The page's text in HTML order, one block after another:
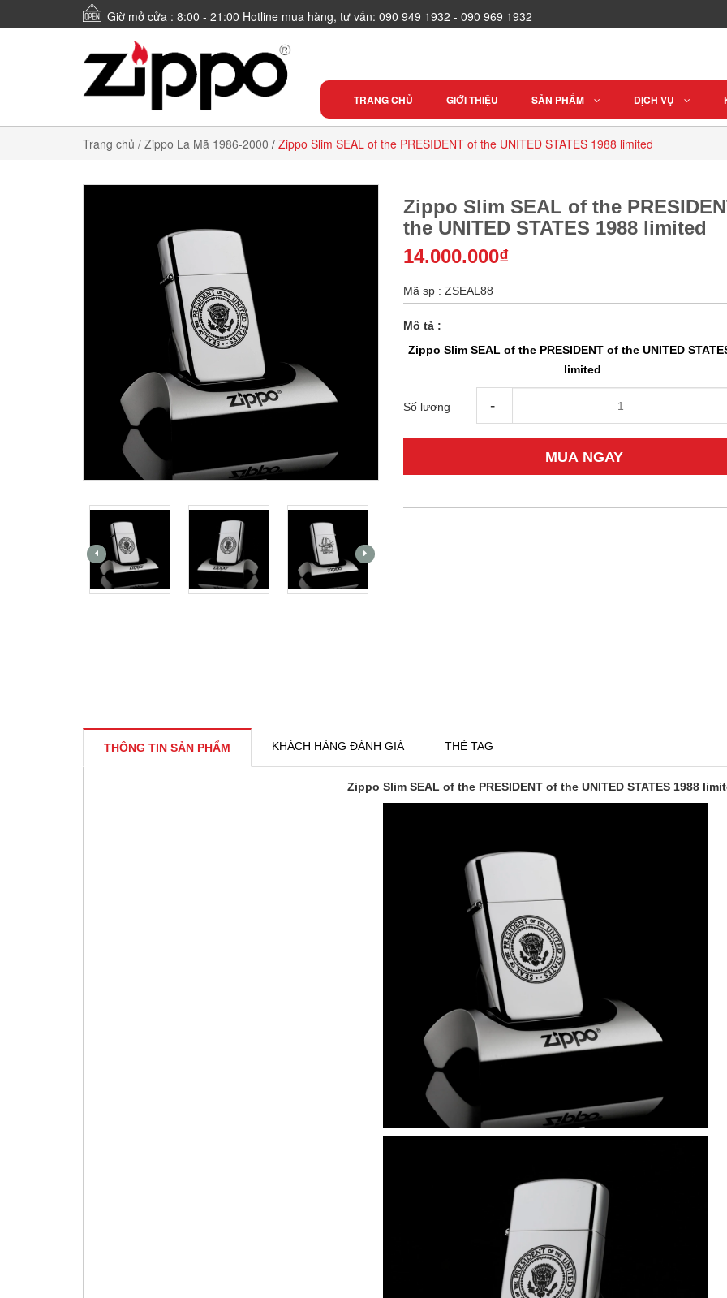
Giờ mở cửa : 8:00 - 21:00 Hotline mua hàng, tư vấn: 090 949 1932 - 090 969 1932
TRANG CHỦ GIỚI THIỆU SẢN PHẨM DỊCH VỤ
Trang chủ / Zippo La Mã 1986-2000 / Zippo Slim SEAL of the PRESIDENT of the UNITED STATES 1988 limited
Zippo Slim SEAL of the
the UNITED STATES 1988 limited
14.000.000₫
Mã sp : ZSEAL88
Mô tả :
Zippo Slim SEAL of the PRESIDENT of the UNITED
limited
Số lượng -
MUA NGAY
THÔNG TIN SẢN PHẨM KHÁCH HÀNG ĐÁNH GIÁ THẺ TAG
Zippo Slim SEAL of the PRESIDENT of the UNITED STATES 1988